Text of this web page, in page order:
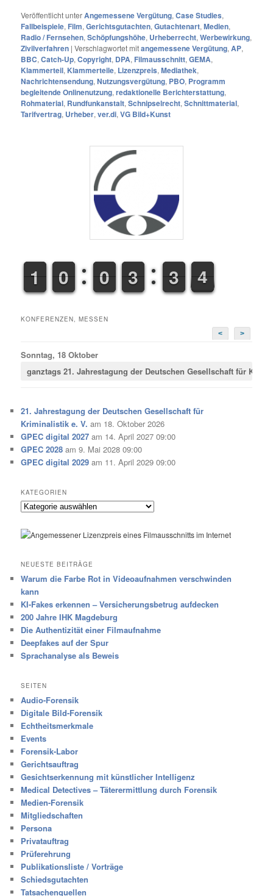
Veröffentlicht unterAngemessene Vergütung,Case Studies,
Fallbeispiele, Film,Gerichtsgutachten,Gutachtenart,Medien,
Radio / Fernsehen,Schöpfungshöhe, Urheberrecht,Werbewirkung,
Zivilverfahren |Verschlagwortet mitangemessene Vergütung,AP,
BBC,Catch-Up,Copyright, DPA, Filmausschnitt,GEMA,
Klammerteil, Klammerteile, Lizenzpreis,Mediathek,
Nachrichtensendung,Nutzungsvergütung, PBO, Programm
begleitende Onlinenutzung,redaktionelle Berichterstattung,
Rohmaterial, Rundfunkanstalt,Schnipselrecht,Schnittmaterial,
Tarifvertrag, Urheber,ver.di,VG Bild+Kunst
1
1
1
1 9
9
0
0 9
9
0
0 2
2
3
3 2
3
3 4
4
5
KONFERENZEN, MESSEN
<
>
Sonntag, 18 Oktober
ganztags21. Jahrestagung der Deutschen Gesellschaft für
21. Jahrestagung der Deutschen Gesellschaft für
Kriminalistik e. V. am 18. Oktober 2026
GPEC digital 2027 am 14. April 2027 09:00
GPEC 2028 am 9. Mai 2028 09:00
GPEC digital 2029 am 11. April 2029 09:00
KATEGORIEN
Kategorien
NEUESTE BEITRÄGE
Warum die Farbe Rot in Videoaufnahmen verschwinden
kann
KI-Fakes erkennen – Versicherungsbetrug aufdecken
200 Jahre IHK Magdeburg
Die Authentizität einer Filmaufnahme
Deepfakes auf der Spur
Sprachanalyse als Beweis
SEITEN
Audio-Forensik
Digitale Bild-Forensik
Echtheitsmerkmale
Events
Forensik-Labor
Gerichtsauftrag
Gesichtserkennung mit künstlicher Intelligenz
Medical Detectives – Täterermittlung durch Forensik
Medien-Forensik
Mitgliedschaften
Persona
Privatauftrag
Prüferehrung
Publikationsliste / Vorträge
Schiedsgutachten
Tatsachenquellen